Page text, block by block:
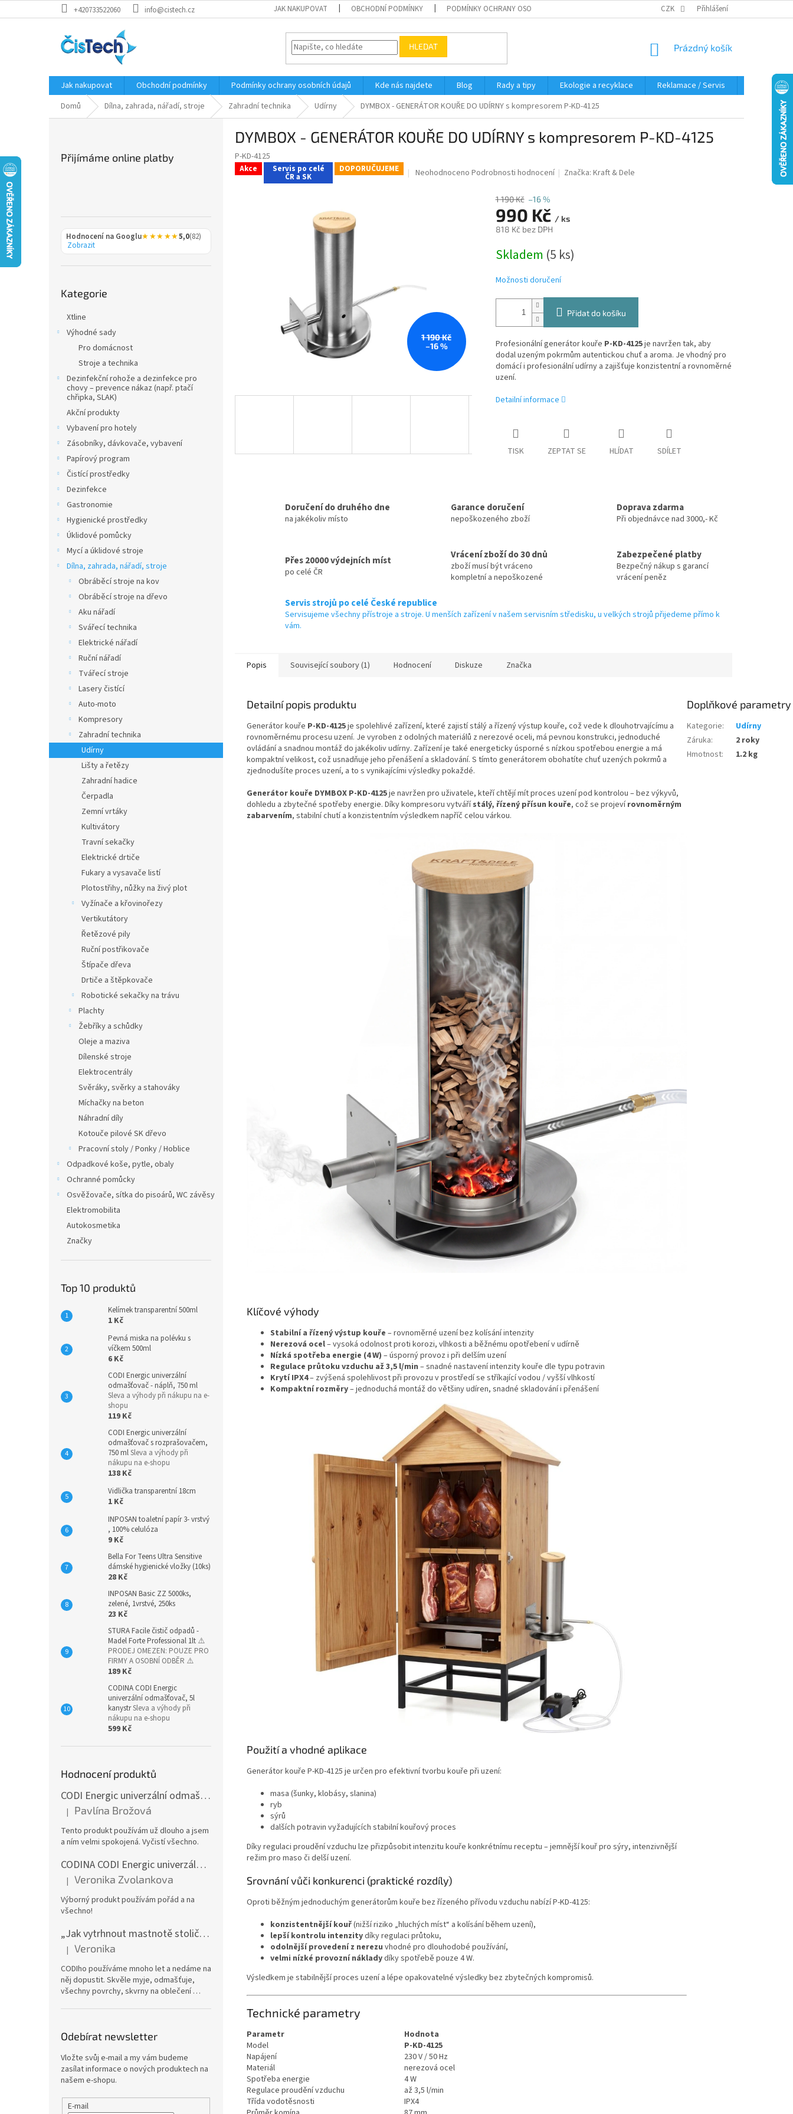
na
+420733522060 info@cistech.cz JAK NAKUPOVAT OBCHODNÍ PODMÍNKY PODMÍNKY OCHRANY OSOBNÍCH ÚDAJŮ CZK Přihlášení
HLEDAT
NÁKUPNÍ
Prázdný košík
Jak nakupovat Obchodní podmínky Podmínky ochrany osobních údajů Kde nás najdete Blog Rady a tipy Ekologie a recyklace Reklamace / Servis
Hodnocení
Domů
Dílna, zahrada, nářadí, stroje Zahradní technika Udírny DYMBOX - GENERÁTOR KOUŘE DO UDÍRNY s kompresorem P-KD-4125
Přijímáme online platby
Hodnocení na Googlu★★★★★5,0(82)
Zobrazit
kategorie
Kategorie
Xtline
Výhodné sady
Pro domácnost
Stroje a technika
Dezinfekční rohože a dezinfekce pro
chovy – prevence nákaz (např. ptačí
chřipka, SLAK)
Akční produkty
Vybavení pro hotely
Zásobníky, dávkovače, vybavení
Papírový program
Čistící prostředky
Dezinfekce
Gastronomie
Hygienické prostředky
Úklidové pomůcky
Mycí a úklidové stroje
Dílna, zahrada, nářadí, stroje
Obráběcí stroje na kov
Obráběcí stroje na dřevo
Aku nářadí
Svářecí technika
Elektrické nářadí
Ruční nářadí
Tvářecí stroje
Lasery čistící
Auto-moto
Kompresory
Zahradní technika
Udírny
Lišty a řetězy
Zahradní hadice
Čerpadla
Zemní vrtáky
Kultivátory
Travní sekačky
Elektrické drtiče
Fukary a vysavače listí
Plotostřihy, nůžky na živý plot
Vyžínače a křovinořezy
Vertikutátory
Řetězové pily
Ruční postřikovače
Štípače dřeva
Drtiče a štěpkovače
Robotické sekačky na trávu
Plachty
Žebříky a schůdky
Oleje a maziva
Dílenské stroje
Elektrocentrály
Svěráky, svěrky a stahováky
Míchačky na beton
Náhradní díly
Kotouče pilové SK dřevo
Pracovní stoly / Ponky / Hoblice
Odpadkové koše, pytle, obaly
Ochranné pomůcky
Osvěžovače, sítka do pisoárů, WC závěsy
Elektromobilita
Autokosmetika
Značky
Top 10 produktů
Kelímek transparentní 500ml
1 Kč
Pevná miska na polévku s
víčkem 500ml
6 Kč
CODI Energic univerzální
odmašťovač - náplň, 750 ml
Sleva a výhody při nákupu na e-
shopu
119 Kč
CODI Energic univerzální
odmašťovač s rozprašovačem,
750 mlSleva a výhody při
nákupu na e-shopu
138 Kč
Vidlička transparentní 18cm
1 Kč
INPOSAN toaletní papír 3- vrstvý
, 100% celulóza
9 Kč
Bella For Teens Ultra Sensitive
dámské hygienické vložky (10ks)
28 Kč
INPOSAN Basic ZZ 5000ks,
zelené, 1vrstvé, 250ks
23 Kč
STURA Facile čistič odpadů -
Madel Forte Professional 1lt ⚠️
PRODEJ OMEZEN: POUZE PRO
FIRMY A OSOBNÍ ODBĚR ⚠️
189 Kč
CODINA CODI Energic
univerzální odmašťovač, 5l
kanystrSleva a výhody při
nákupu na e-shopu
599 Kč
Hodnocení produktů
CODI Energic univerzální odmašťovač s rozprašovačem, 750 ml Sleva a výhody při nákupu na e-shopu
Hodnocení produktu je 5 z 5 hvězdiček.
| Pavlína Brožová
Tento produkt používám už dlouho a jsem
a ním velmi spokojená. Vyčistí všechno.
CODINA CODI Energic univerzální odmašťovač, 5l kanystr Sleva a výhody při nákupu na e-shopu
Hodnocení produktu je 5 z 5 hvězdiček.
| Veronika Zvolankova
Výborný produkt používám pořád a na
všechno!
„Jak vytrhnout mastnotě stoličku“ – CODI Energic univerzální odmašťovač 750 ml (náplň), karton 12 ks | dlouhodobá zásoba
Hodnocení produktu je 5 z 5 hvězdiček.
| Veronika
CODIho používáme mnoho let a nedáme na
něj dopustit. Skvěle myje, odmašťuje,
všechny povrchy, skvrny na oblečení …
Odebírat newsletter
Vložte svůj e-mail a my vám budeme
zasílat informace o nových produktech na
našem e-shopu.
E-mail
DYMBOX - GENERÁTOR KOUŘE DO UDÍRNY s kompresorem P-KD-4125
P-KD-4125
Akce Servis po celé
ČR a SK
DOPORUČUJEME
Průměrné
Neohodnoceno Podrobnosti hodnocení Značka:Kraft & Dele
1 190 Kč
–16 %
1 190 Kč –16 %
990 Kč / ks
818 Kč bez DPH
cena:
Skladem (5 ks)
Možnosti doručení
Přidat do košíku
Profesionální generátor kouře P-KD-4125je navržen tak, aby
dodal uzeným pokrmům autentickou chuť a aroma. Je vhodný pro
domácí i profesionální udírny a zajišťuje konzistentní a rovnoměrné
uzení.
Detailní informace
TISK ZEPTAT SE HLÍDAT SDÍLET
Doručení do druhého dne
na jakékoliv místo
Garance doručení
nepoškozeného zboží
Doprava zdarma
Při objednávce nad 3000,- Kč
Přes 20000 výdejních míst
po celé ČR
Vrácení zboží do 30 dnů
zboží musí být vráceno
kompletní a nepoškozené
Zabezpečené platby
Bezpečný nákup s garancí
vrácení peněz
Servis strojů po celé České republice
Servisujeme všechny přístroje a stroje. U menších zařízení v našem servisním středisku, u velkých strojů přijedeme přímo k
vám.
Popis Související soubory (1) Hodnocení Diskuze Značka
Detailní popis produktu
Generátor kouře P-KD-4125je spolehlivé zařízení, které zajistí stálý a řízený výstup kouře, což vede k dlouhotrvajícímu a
rovnoměrnému procesu uzení. Je vyroben z odolných materiálů z nerezové oceli, má pevnou konstrukci, jednoduché
ovládání a snadnou montáž do jakékoliv udírny. Zařízení je také energeticky úsporné s nízkou spotřebou energie a má
kompaktní velikost, což usnadňuje jeho přenášení a skladování. S tímto generátorem obohatíte chuť uzených pokrmů a
zjednodušíte proces uzení, a to s vynikajícími výsledky pokaždé.
Generátor kouře DYMBOX P-KD-4125je navržen pro uživatele, kteří chtějí mít proces uzení pod kontrolou – bez výkyvů,
dohledu a zbytečné spotřeby energie. Díky kompresoru vytvářístálý, řízený přísun kouře, což se projevírovnoměrným
zabarvením, stabilní chutí a konzistentním výsledkem napříč celou várkou.
Klíčové výhody
Stabilní a řízený výstup kouře – rovnoměrné uzení bez kolísání intenzity
Nerezová ocel– vysoká odolnost proti korozi, vlhkosti a běžnému opotřebení v udírně
Nízká spotřeba energie (4 W) – úsporný provoz i při delším uzení
Regulace průtoku vzduchu až 3,5 l/min – snadné nastavení intenzity kouře dle typu potravin
Krytí IPX4– zvýšená spolehlivost při provozu v prostředí se stříkající vodou / vyšší vlhkostí
Kompaktní rozměry– jednoduchá montáž do většiny udíren, snadné skladování i přenášení
Použití a vhodné aplikace
Generátor kouře P-KD-4125 je určen pro efektivní tvorbu kouře při uzení:
masa (šunky, klobásy, slanina)
ryb
sýrů
dalších potravin vyžadujících stabilní kouřový proces
Díky regulaci proudění vzduchu lze přizpůsobit intenzitu kouře konkrétnímu receptu – jemnější kouř pro sýry, intenzivnější
režim pro maso či delší uzení.
Srovnání vůči konkurenci (praktické rozdíly)
Oproti běžným jednoduchým generátorům kouře bez řízeného přívodu vzduchu nabízí P-KD-4125:
konzistentnější kouř(nižší riziko „hluchých míst“ a kolísání během uzení),
lepší kontrolu intenzitydíky regulaci průtoku,
odolnější provedení z nerezu vhodné pro dlouhodobé používání,
velmi nízké provozní nákladydíky spotřebě pouze 4 W.
Výsledkem je stabilnější proces uzení a lépe opakovatelné výsledky bez zbytečných kompromisů.
Technické parametry
Parametr
Hodnota
Model
P-KD-4125
Napájení
230 V / 50 Hz
Materiál
nerezová ocel
Spotřeba energie
4 W
Regulace proudění vzduchu
až 3,5 l/min
Třída vodotěsnosti
IPX4
Doplňkové parametry
Kategorie:
Udírny
Záruka:
2 roky
Hmotnost: 1.2 kg